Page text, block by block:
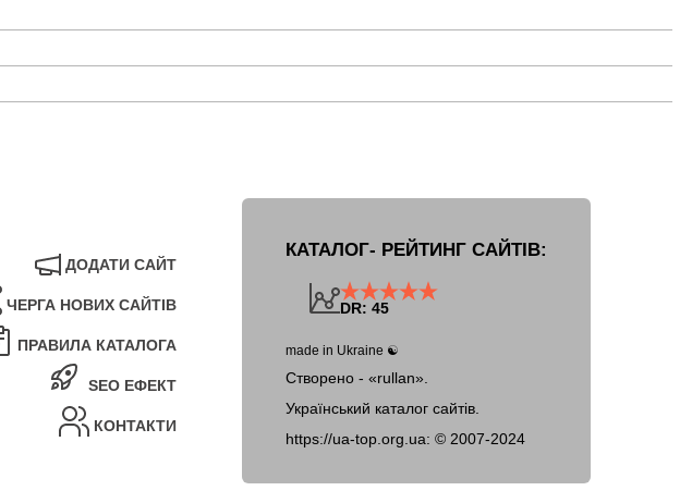
ДОДАТИ САЙТ
ЧЕРГА НОВИХ САЙТІВ
ПРАВИЛА КАТАЛОГА
SEO ЕФЕКТ
КОНТАКТИ
КАТАЛОГ- РЕЙТИНГ САЙТІВ:
DR: 45
made in Ukraine ☯
Створено - «rullan».
Український каталог сайтів.
https://ua-top.org.ua: © 2007-2024